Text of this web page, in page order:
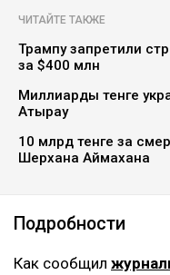
ЧИТАЙТЕ ТАКЖЕ
Трампу запретили
за $400 млн
Миллиарды тенге
Атырау
10 млрд тенге за
Шерхана Аймахана
Подробности
Как сообщил